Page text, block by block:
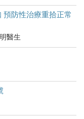
防性治療重拾正常
醫生